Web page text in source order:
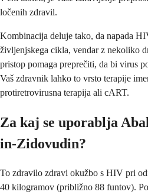
ločenih zdravil.
Kombinacija deluje tako, da napada
življenjskega cikla, vendar z nekoliko
pristop pomaga preprečiti, da bi virus
Vaš zdravnik lahko to vrsto terapije
protiretrovirusna terapija ali cART.
Za kaj se uporablja
in-Zidovudin?
To zdravilo zdravi okužbo s HIV pri
40 kilogramov (približno 88 funtov).